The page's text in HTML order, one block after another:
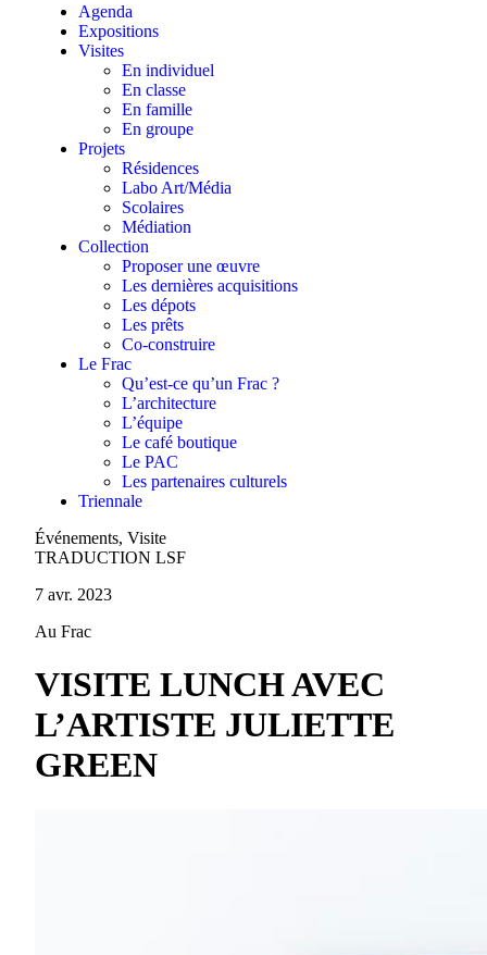
Agenda
Expositions
Visites
En individuel
En classe
En famille
En groupe
Projets
Résidences
Labo Art/Média
Scolaires
Médiation
Collection
Proposer une œuvre
Les dernières acquisitions
Les dépots
Les prêts
Co-construire
Le Frac
Qu’est-ce qu’un Frac ?
L’architecture
L’équipe
Le café boutique
Le PAC
Les partenaires culturels
Triennale
Événements, Visite
TRADUCTION LSF
7 avr. 2023
Au Frac
VISITE LUNCH AVEC
L’ARTISTE JULIETTE
GREEN